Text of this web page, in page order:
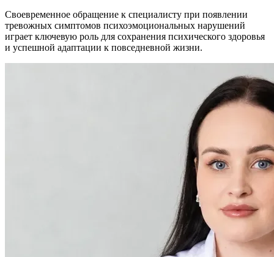
Своевременное обращение к специалисту при появлении
тревожных симптомов психоэмоциональных нарушений
играет ключевую роль для сохранения психического здоровья
и успешной адаптации к повседневной жизни.